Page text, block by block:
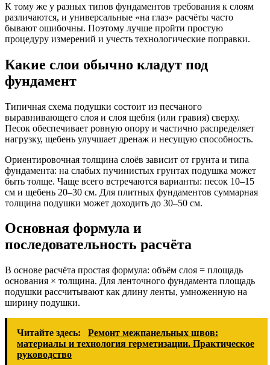
К тому же у разных типов фундаментов требования к слоям
различаются, и универсальные «на глаз» расчёты часто
бывают ошибочны. Поэтому лучше пройти простую
процедуру измерений и учесть технологические поправки.
Какие слои обычно кладут под
фундамент
Типичная схема подушки состоит из песчаного
выравнивающего слоя и слоя щебня (или гравия) сверху.
Песок обеспечивает ровную опору и частично распределяет
нагрузку, щебень улучшает дренаж и несущую способность.
Ориентировочная толщина слоёв зависит от грунта и типа
фундамента: на слабых пучинистых грунтах подушка может
быть толще. Чаще всего встречаются варианты: песок 10–15
см и щебень 20–30 см. Для плитных фундаментов суммарная
толщина подушки может доходить до 30–50 см.
Основная формула и
последовательность расчёта
В основе расчёта простая формула: объём слоя = площадь
основания × толщина. Для ленточного фундамента площадь
подушки рассчитывают как длину ленты, умноженную на
ширину подушки.
Читайте здесь:
Ремонт межпанельных швов:
материалы и технология герметизации. Практическое
руководство